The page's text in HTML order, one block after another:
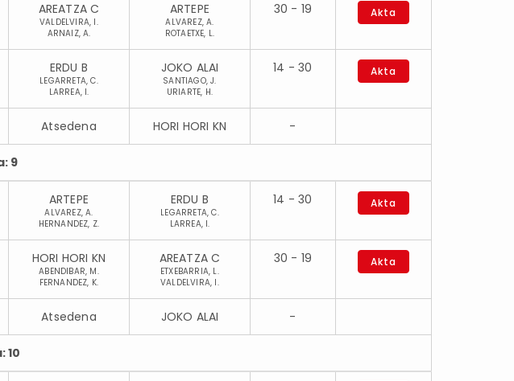
AREATZA C
VALDELVIRA, I.
ARNAIZ, A.
ARTEPE
ALVAREZ, A.
ROTAETXE, L.
30 - 19 Akta
ERDU B
LEGARRETA, C.
LARREA, I.
JOKO ALAI
SANTIAGO, J.
URIARTE, H.
14 - 30 Akta
Atsedena HORI HORI KN -
9
ARTEPE
ALVAREZ, A.
HERNANDEZ, Z.
ERDU B
LEGARRETA, C.
LARREA, I.
14 - 30 Akta
HORI HORI KN
ABENDIBAR, M.
FERNANDEZ, K.
AREATZA C
ETXEBARRIA, L.
VALDELVIRA, I.
30 - 19 Akta
Atsedena JOKO ALAI -
10